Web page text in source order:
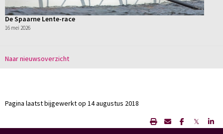
De Spaarne Lente-race
16 mei 2026
Naar nieuwsoverzicht
Pagina laatst bijgewerkt op 14 augustus 2018
𝕏